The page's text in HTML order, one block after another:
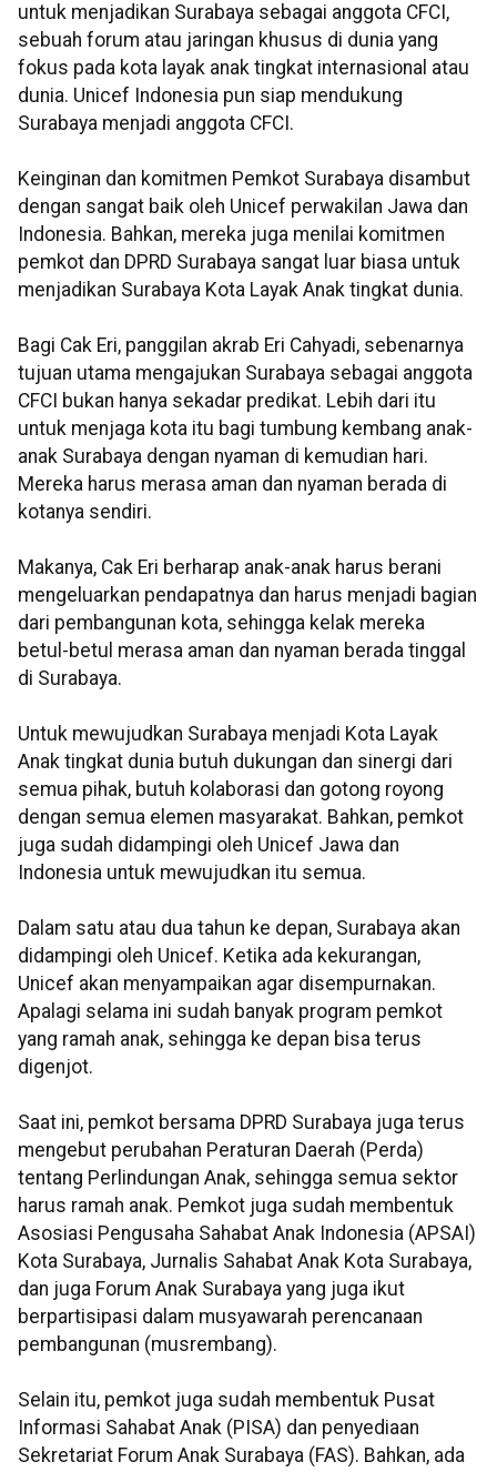
untuk menjadikan Surabaya sebagai anggota CFCI,
sebuah forum atau jaringan khusus di dunia yang
fokus pada kota layak anak tingkat internasional atau
dunia. Unicef Indonesia pun siap mendukung
Surabaya menjadi anggota CFCI.
Keinginan dan komitmen Pemkot Surabaya disambut
dengan sangat baik oleh Unicef perwakilan Jawa dan
Indonesia. Bahkan, mereka juga menilai komitmen
pemkot dan DPRD Surabaya sangat luar biasa untuk
menjadikan Surabaya Kota Layak Anak tingkat dunia.
Bagi Cak Eri, panggilan akrab Eri Cahyadi, sebenarnya
tujuan utama mengajukan Surabaya sebagai anggota
CFCI bukan hanya sekadar predikat. Lebih dari itu
untuk menjaga kota itu bagi tumbung kembang anak-
anak Surabaya dengan nyaman di kemudian hari.
Mereka harus merasa aman dan nyaman berada di
kotanya sendiri.
Makanya, Cak Eri berharap anak-anak harus berani
mengeluarkan pendapatnya dan harus menjadi bagian
dari pembangunan kota, sehingga kelak mereka
betul-betul merasa aman dan nyaman berada tinggal
di Surabaya.
Untuk mewujudkan Surabaya menjadi Kota Layak
Anak tingkat dunia butuh dukungan dan sinergi dari
semua pihak, butuh kolaborasi dan gotong royong
dengan semua elemen masyarakat. Bahkan, pemkot
juga sudah didampingi oleh Unicef Jawa dan
Indonesia untuk mewujudkan itu semua.
Dalam satu atau dua tahun ke depan, Surabaya akan
didampingi oleh Unicef. Ketika ada kekurangan,
Unicef akan menyampaikan agar disempurnakan.
Apalagi selama ini sudah banyak program pemkot
yang ramah anak, sehingga ke depan bisa terus
digenjot.
Saat ini, pemkot bersama DPRD Surabaya juga terus
mengebut perubahan Peraturan Daerah (Perda)
tentang Perlindungan Anak, sehingga semua sektor
harus ramah anak. Pemkot juga sudah membentuk
Asosiasi Pengusaha Sahabat Anak Indonesia (APSAI)
Kota Surabaya, Jurnalis Sahabat Anak Kota Surabaya,
dan juga Forum Anak Surabaya yang juga ikut
berpartisipasi dalam musyawarah perencanaan
pembangunan (musrembang).
Selain itu, pemkot juga sudah membentuk Pusat
Informasi Sahabat Anak (PISA) dan penyediaan
Sekretariat Forum Anak Surabaya (FAS). Bahkan, ada